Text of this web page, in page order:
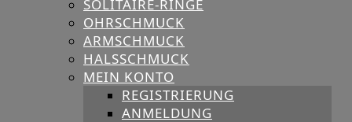
SOLITAIRE-RINGE
OHRSCHMUCK
ARMSCHMUCK
HALSSCHMUCK
MEIN KONTO
REGISTRIERUNG
ANMELDUNG